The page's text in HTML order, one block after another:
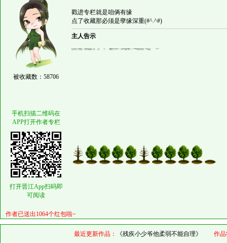
被收藏数：58706
戳进专栏就是咱俩有缘
点了收藏那必须是孽缘深重(#^.^#)
主人告示
手机扫描二维码在
APP打开作者专栏
打开晋江App扫码即
可阅读
作者已送出1064个红包啦~
最近更新作品： 《残疾小少爷他柔弱不能自理》 作品